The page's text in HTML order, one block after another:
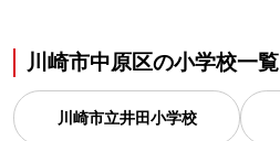
川崎市中原区の小学校一覧
川崎市立井田小学校